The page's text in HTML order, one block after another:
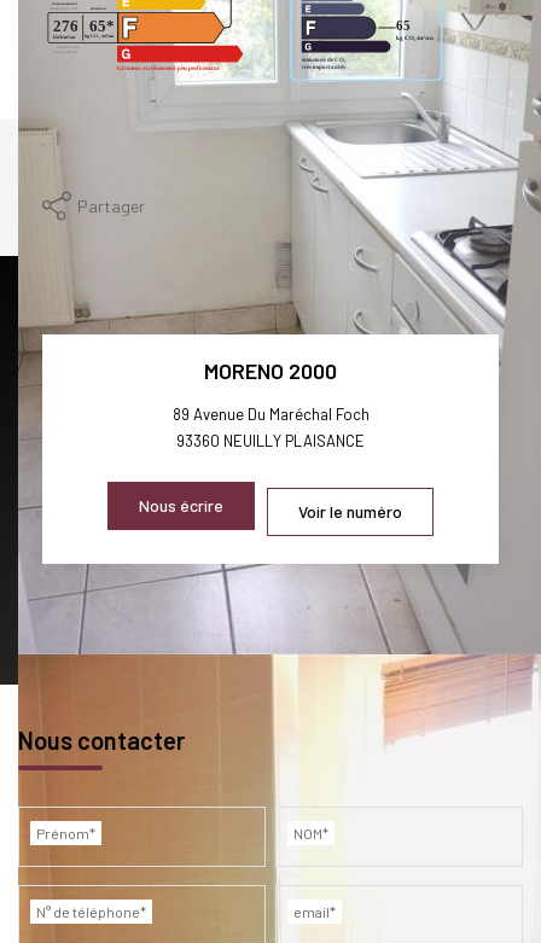
Imprimer
Partager
Calculer mon budget
MORENO 2000
89 Avenue Du Maréchal Foch
93360 NEUILLY PLAISANCE
Nous écrire Voir le numéro
Nous contacter
Prénom* NOM*
N° de téléphone* email*